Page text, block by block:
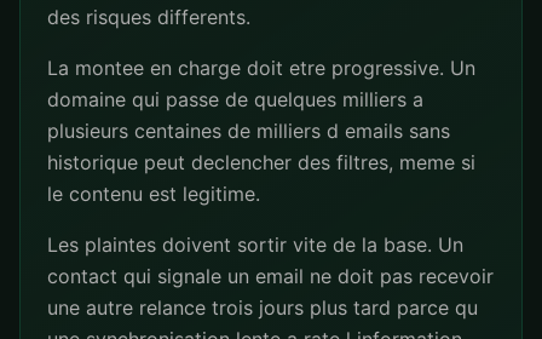
des risques differents.
La montee en charge doit etre progressive. Un
domaine qui passe de quelques milliers a
plusieurs centaines de milliers d emails sans
historique peut declencher des filtres, meme si
le contenu est legitime.
Les plaintes doivent sortir vite de la base. Un
contact qui signale un email ne doit pas recevoir
une autre relance trois jours plus tard parce qu